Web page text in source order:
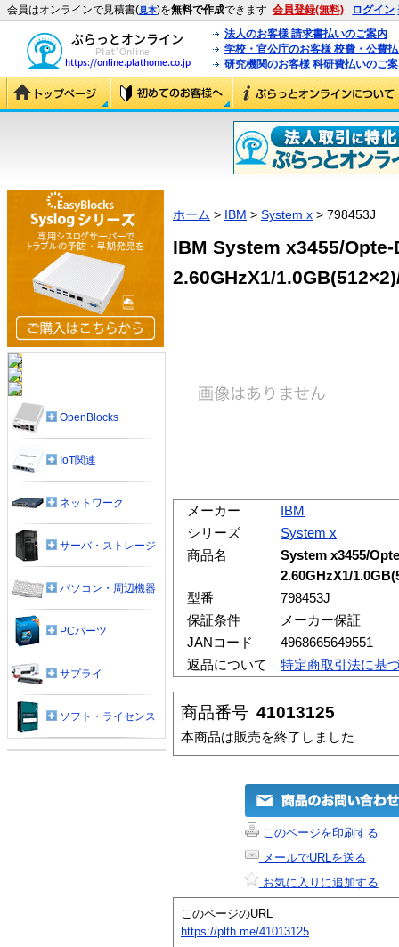
会員はオンラインで見積書(見本)を無料で作成できます 会員登録(無料) ログイン
法人のお客様 請求書払いのご案内
学校・官公庁のお客様 校費・公費
研究機関のお客様 科研費払いのご
ホーム > IBM > System x > 798453J
IBM System x3455/Opte-
2.60GHzX1/
メーカー
IBM
シリーズ
System x
商品名
System x3455/
2.60GHzX1/
型番
798453J
保証条件
メーカー保証
JANコード
4968665649551
返品について
特定商取引法に基
商品番号 41013125
本商品は販売を終了しました
このページを印刷する
メールでURLを送る
お気に入りに追加する
このページのURL
https://plth.me/41013125
OpenBlocks
IoT関連
ネットワーク
サーバ・ストレージ
パソコン・周辺機器
PCパーツ
サプライ
ソフト・ライセンス